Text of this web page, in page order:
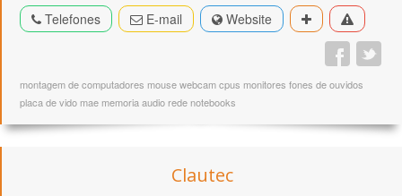
Telefones E-mail Website
montagem de computadores mouse webcam cpus monitores fones de ouvidos
placa de vido mae memoria audio rede notebooks
Clautec